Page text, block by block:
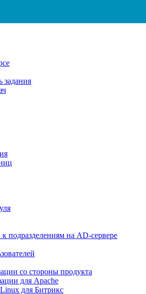
задания
подразделениям на AD-сервере
со стороны продукта
для Apache
для Битрикс